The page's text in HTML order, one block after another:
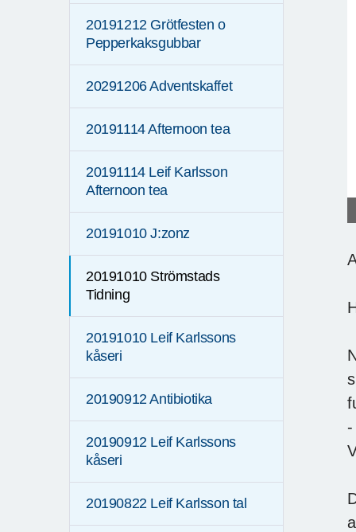
20191212 Grötfesten o
Pepperkaksgubbar
20291206 Adventskaffet
20191114 Afternoon tea
20191114 Leif Karlsson
Afternoon tea
20191010 J:zonz
20191010 Strömstads
Tidning
20191010 Leif Karlssons
kåseri
20190912 Antibiotika
20190912 Leif Karlssons
kåseri
20190822 Leif Karlsson tal